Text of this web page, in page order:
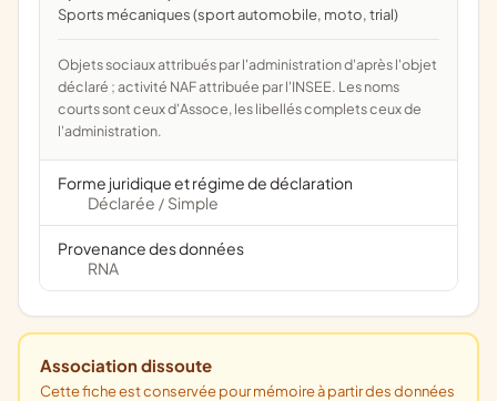
Sports mécaniques (sport automobile, moto, trial)
Objets sociaux attribués par l'administration d'après l'objet
déclaré ; activité NAF attribuée par l'INSEE. Les noms
courts sont ceux d'Assoce, les libellés complets ceux de
l'administration.
Forme juridique et régime de déclaration
Déclarée / Simple
Provenance des données
RNA
Association dissoute
Cette fiche est conservée pour mémoire à partir des données